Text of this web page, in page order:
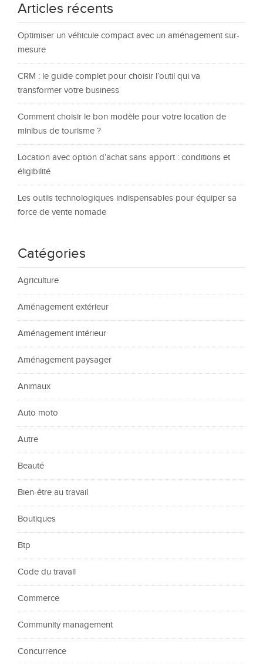
Articles récents
Optimiser un véhicule compact avec un aménagement sur-
mesure
CRM : le guide complet pour choisir l’outil qui va
transformer votre business
Comment choisir le bon modèle pour votre location de
minibus de tourisme ?
Location avec option d’achat sans apport : conditions et
éligibilité
Les outils technologiques indispensables pour équiper sa
force de vente nomade
Catégories
Agriculture
Aménagement extérieur
Aménagement intérieur
Aménagement paysager
Animaux
Auto moto
Autre
Beauté
Bien-être au travail
Boutiques
Btp
Code du travail
Commerce
Community management
Concurrence